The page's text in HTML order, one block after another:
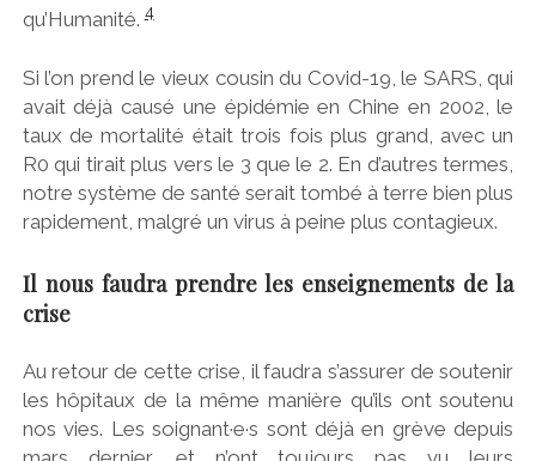
qu’Humanité.4
Si l’on prend le vieux cousin du Covid-19, le SARS, qui
avait déjà causé une épidémie en Chine en 2002, le
taux de mortalité était trois fois plus grand, avec un
R0 qui tirait plus vers le 3 que le 2. En d’autres termes,
notre système de santé serait tombé à terre bien plus
rapidement, malgré un virus à peine plus contagieux.
Il nous faudra prendre les enseignements de la
crise
Au retour de cette crise, il faudra s’assurer de soutenir
les hôpitaux de la même manière qu’ils ont soutenu
nos vies. Les soignant·e·s sont déjà en grève depuis